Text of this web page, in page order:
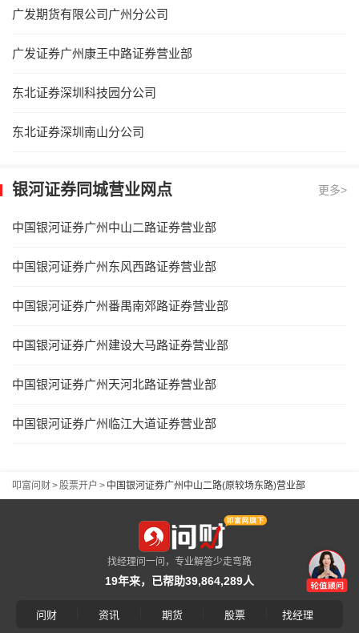
广发期货有限公司广州分公司
广发证券广州康王中路证券营业部
东北证券深圳科技园分公司
东北证券深圳南山分公司
银河证券同城营业网点 更多>
中国银河证券广州中山二路证券营业部
中国银河证券广州东风西路证券营业部
中国银河证券广州番禺南郊路证券营业部
中国银河证券广州建设大马路证券营业部
中国银河证券广州天河北路证券营业部
中国银河证券广州临江大道证券营业部
叩富问财> 股票开户 > 中国银河证券广州中山二路(原较场东路)营业部
找经理问一问，专业解答少走弯路
19年来，已帮助39,864,289人
问财 资讯 期货 股票 找经理